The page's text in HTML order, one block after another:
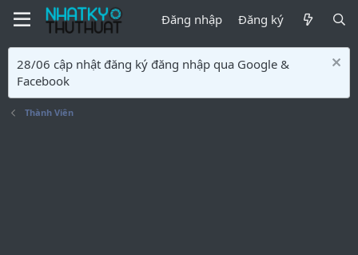
Đăng nhập Đăng ký
28/06 cập nhật đăng ký đăng nhập qua Google &
Facebook
Thành Viên